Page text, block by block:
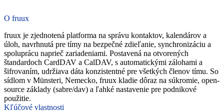
O fruux
fruux je zjednotená platforma na správu kontaktov, kalendárov a
úloh, navrhnutá pre tímy na bezpečné zdieľanie, synchronizáciu a
spoluprácu naprieč zariadeniami. Postavená na otvorených
štandardoch CardDAV a CalDAV, s automatickými zálohami a
šifrovaním, udržiava dáta konzistentné pre všetkých členov tímu. So
sídlom v Münsteri, Nemecko, fruux kladie dôraz na súkromie, open-
source základy (sabre/dav) a ľahké nastavenie pre podnikové
použitie.
Kľúčové vlastnosti